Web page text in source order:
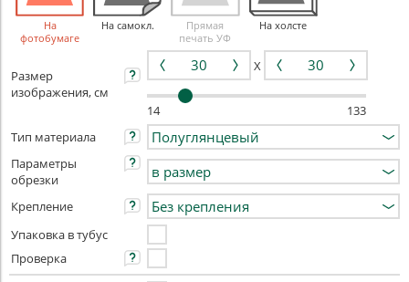
На
фотобумаге
На самокл.
Прямая
печать УФ
На холсте
Размер
изображения, см
X
14
133
Тип материала
Параметры
обрезки
Крепление
Упаковка в тубус
Проверка